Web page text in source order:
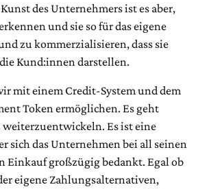
des Unternehmers ist es aber,
und sie so für das eigene
zu kommerzialisieren, dass sie
Kund:innen darstellen.
mit einem Credit-System und dem
Token ermöglichen. Es geht
Es ist eine
sich das Unternehmen bei all seinen
Einkauf großzügig bedankt. Egal ob
eigene Zahlungsalternativen,